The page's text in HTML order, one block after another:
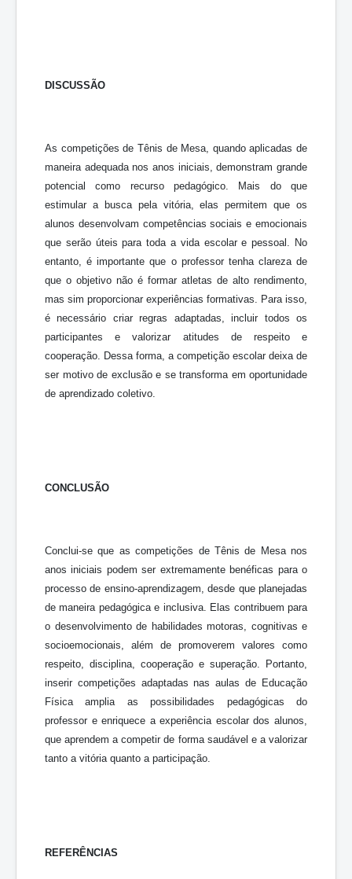
DISCUSSÃO
As competições de Tênis de Mesa, quando aplicadas de
maneira adequada nos anos iniciais, demonstram grande
potencial como recurso pedagógico. Mais do que
estimular a busca pela vitória, elas permitem que os
alunos desenvolvam competências sociais e emocionais
que serão úteis para toda a vida escolar e pessoal. No
entanto, é importante que o professor tenha clareza de
que o objetivo não é formar atletas de alto rendimento,
mas sim proporcionar experiências formativas. Para isso,
é necessário criar regras adaptadas, incluir todos os
participantes e valorizar atitudes de respeito e
cooperação. Dessa forma, a competição escolar deixa de
ser motivo de exclusão e se transforma em oportunidade
de aprendizado coletivo.
CONCLUSÃO
Conclui-se que as competições de Tênis de Mesa nos
anos iniciais podem ser extremamente benéficas para o
processo de ensino-aprendizagem, desde que planejadas
de maneira pedagógica e inclusiva. Elas contribuem para
o desenvolvimento de habilidades motoras, cognitivas e
socioemocionais, além de promoverem valores como
respeito, disciplina, cooperação e superação. Portanto,
inserir competições adaptadas nas aulas de Educação
Física amplia as possibilidades pedagógicas do
professor e enriquece a experiência escolar dos alunos,
que aprendem a competir de forma saudável e a valorizar
tanto a vitória quanto a participação.
REFERÊNCIAS